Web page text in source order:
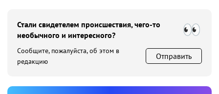
Стали свидетелем происшествия, чего-то
необычного и интересного?
Сообщите, пожалуйста, об этом в
редакцию
Отправить